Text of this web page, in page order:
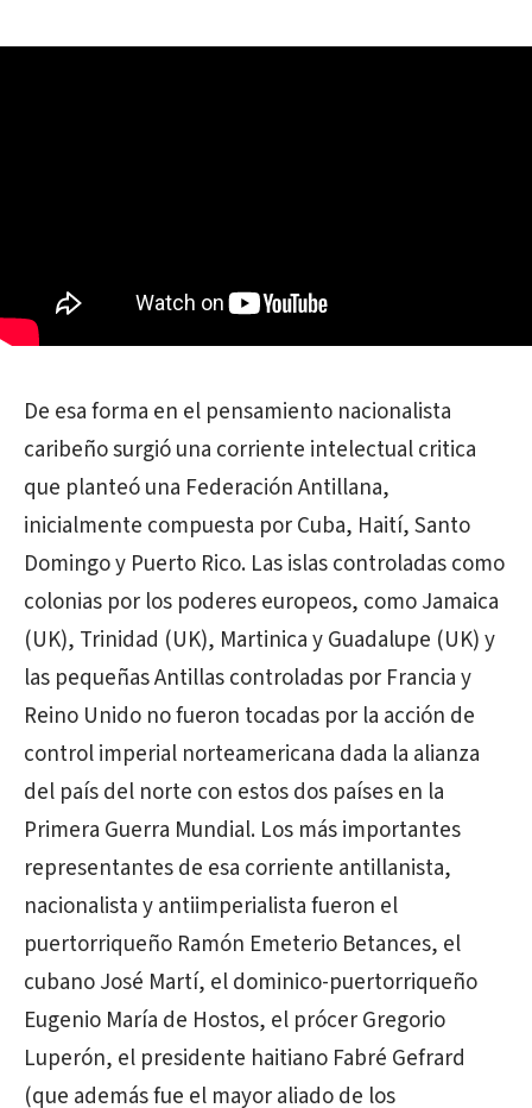
De esa forma en el pensamiento nacionalista
caribeño surgió una corriente intelectual critica
que planteó una Federación Antillana,
inicialmente compuesta por Cuba, Haití, Santo
Domingo y Puerto Rico. Las islas controladas como
colonias por los poderes europeos, como Jamaica
(UK), Trinidad (UK), Martinica y Guadalupe (UK) y
las pequeñas Antillas controladas por Francia y
Reino Unido no fueron tocadas por la acción de
control imperial norteamericana dada la alianza
del país del norte con estos dos países en la
Primera Guerra Mundial. Los más importantes
representantes de esa corriente antillanista,
nacionalista y antiimperialista fueron el
puertorriqueño Ramón Emeterio Betances, el
cubano José Martí, el dominico-puertorriqueño
Eugenio María de Hostos, el prócer Gregorio
Luperón, el presidente haitiano Fabré Gefrard
(que además fue el mayor aliado de los